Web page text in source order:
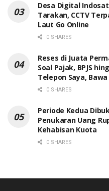
Desa Digital
Tarakan, CCTV
Laut Go Online
0 SHARES
Reses di Juata
Soal Pajak, BPJS
Telepon Saya,
0 SHARES
Periode Kedua
Penukaran Uang
Kehabisan Kuota
0 SHARES